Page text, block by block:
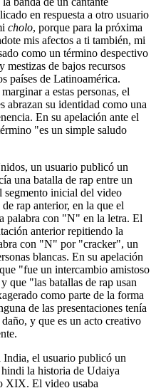
en respuesta a otro usuario
cholo, porque para la próxima
mis afectos a ti también, mi
como un término despectivo
mestizas de bajos recursos
países de Latinoamérica.
a estas personas, el
abrazan su identidad como una
En su apelación ante el
"es un simple saludo
un usuario publicó un
una batalla de rap entre un
segmento inicial del video
rap anterior, en la que el
palabra con "N" en la letra. El
anterior repitiendo la
con "N" por "cracker", un
blancas. En su apelación
"fue un intercambio amistoso
que "las batallas de rap usan
como parte de la forma
de las presentaciones tenía
y que es un acto creativo
India, el usuario publicó un
la historia de Udaiya
XIX. El video usaba